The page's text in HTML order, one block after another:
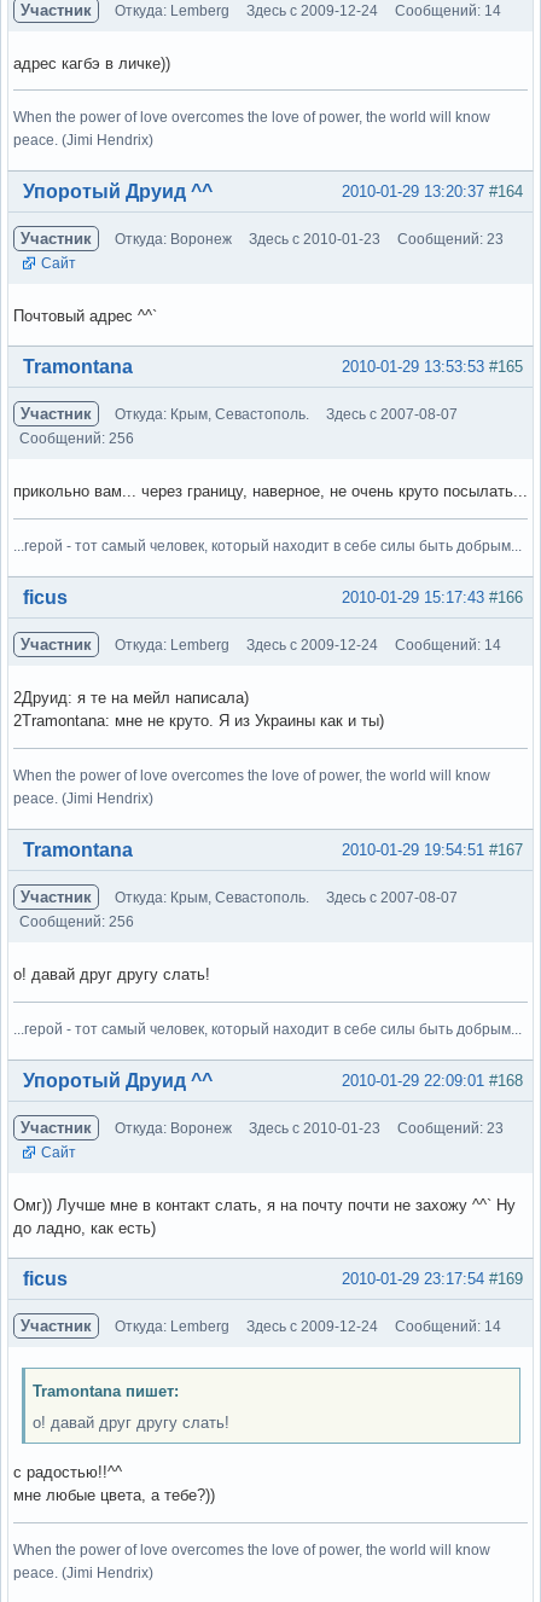
Участник Откуда: Lemberg Здесь с 2009-12-24 Сообщений: 14
адрес кагбэ в личке))
When the power of love overcomes the love of power, the world will know
peace. (Jimi Hendrix)
Вне форума #164
2010-01-29 13:20:37
Упоротый Друид ^^
Участник Откуда: Воронеж Здесь с 2010-01-23
Сообщений: 23
Сайт
Почтовый адрес ^^`
Вне форума #165
2010-01-29 13:53:53
Tramontana
Участник Откуда: Крым, Севастополь.
Здесь с 2007-08-07
Сообщений: 256
прикольно вам... через границу, наверное, не очень круто посылать...
...герой - тот самый человек, который находит в себе силы быть добрым...
Вне форума #166
2010-01-29 15:17:43
ficus
Участник Откуда: Lemberg Здесь с 2009-12-24 Сообщений: 14
2Друид: я те на мейл написала)
2Tramontana: мне не круто. Я из Украины как и ты)
When the power of love overcomes the love of power, the world will know
peace. (Jimi Hendrix)
Вне форума #167
2010-01-29 19:54:51
Tramontana
Участник Откуда: Крым, Севастополь.
Здесь с 2007-08-07
Сообщений: 256
о! давай друг другу слать!
...герой - тот самый человек, который находит в себе силы быть добрым...
Вне форума #168
2010-01-29 22:09:01
Упоротый Друид ^^
Участник Откуда: Воронеж Здесь с 2010-01-23
Сообщений: 23
Сайт
Омг)) Лучше мне в контакт слать, я на почту почти не захожу ^^` Ну
до ладно, как есть)
Вне форума #169
2010-01-29 23:17:54
ficus
Участник Откуда: Lemberg Здесь с 2009-12-24 Сообщений: 14
Tramontana пишет:
о! давай друг другу слать!
с радостью!!^^
мне любые цвета, а тебе?))
When the power of love overcomes the love of power, the world will know
peace. (Jimi Hendrix)